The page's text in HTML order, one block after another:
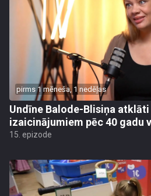
pirms 1 mēneša, 1 nedēļas
Undīne Balode-Blisiņa
izaicinājumiem pēc 40 gadu
15. epizode